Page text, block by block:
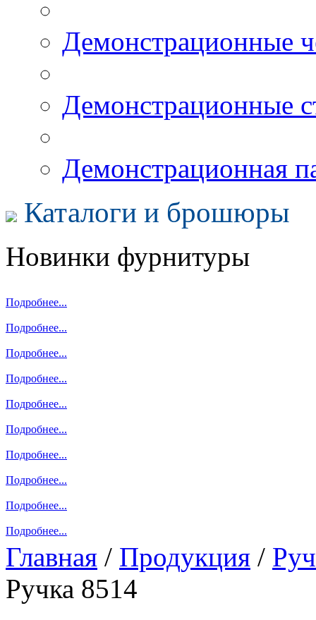
Демонстрационные
Демонстрационные
Демонстрационная
Каталоги и брошюры
Новинки фурнитуры
Подробнее...
Подробнее...
Подробнее...
Подробнее...
Подробнее...
Подробнее...
Подробнее...
Подробнее...
Подробнее...
Подробнее...
Главная / Продукция /
Ручка 8514